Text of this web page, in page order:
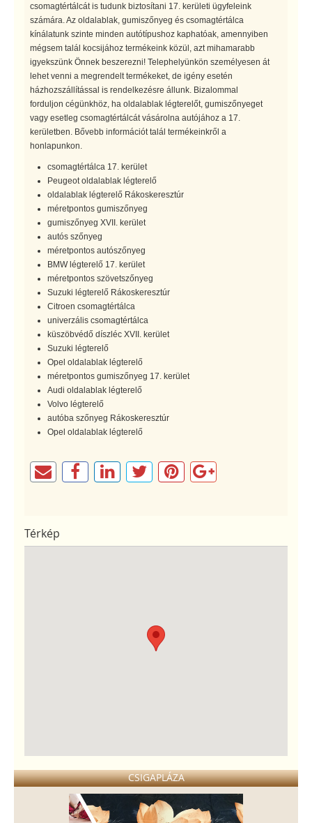
csomagtértálcát is tudunk biztosítani 17. kerületi ügyfeleink
számára. Az oldalablak, gumiszőnyeg és csomagtértálca
kínálatunk szinte minden autótípushoz kaphatóak, amennyiben
mégsem talál kocsijához termékeink közül, azt mihamarabb
igyekszünk Önnek beszerezni! Telephelyünkön személyesen át
lehet venni a megrendelt termékeket, de igény esetén
házhozszállítással is rendelkezésre állunk. Bizalommal
forduljon cégünkhöz, ha oldalablak légterelőt, gumiszőnyeget
vagy esetleg csomagtértálcát vásárolna autójához a 17.
kerületben. Bővebb információt talál termékeinkről a
honlapunkon.
csomagtértálca 17. kerület
Peugeot oldalablak légterelő
oldalablak légterelő Rákoskeresztúr
méretpontos gumiszőnyeg
gumiszőnyeg XVII. kerület
autós szőnyeg
méretpontos autószőnyeg
BMW légterelő 17. kerület
méretpontos szövetszőnyeg
Suzuki légterelő Rákoskeresztúr
Citroen csomagtértálca
univerzális csomagtértálca
küszöbvédő díszléc XVII. kerület
Suzuki légterelő
Opel oldalablak légterelő
méretpontos gumiszőnyeg 17. kerület
Audi oldalablak légterelő
Volvo légterelő
autóba szőnyeg Rákoskeresztúr
Opel oldalablak légterelő
Térkép
CSIGAPLÁZA